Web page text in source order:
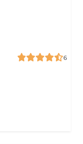
6